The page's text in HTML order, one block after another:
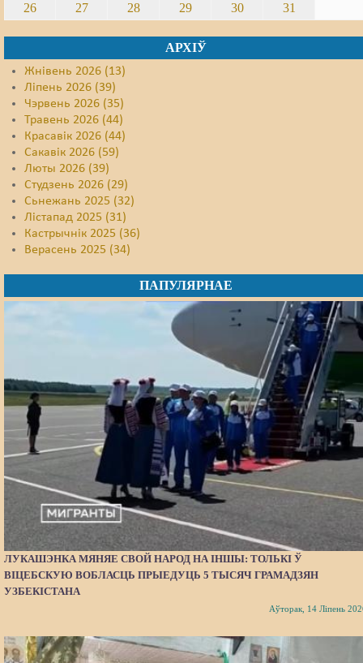
26
27 28 29 30 31
АРХІЎ
Жнівень 2026 (13)
Ліпень 2026 (39)
Чэрвень 2026 (35)
Травень 2026 (44)
Красавік 2026 (44)
Сакавік 2026 (59)
Люты 2026 (39)
Студзень 2026 (29)
Сьнежань 2025 (32)
Лістапад 2025 (31)
Кастрычнік 2025 (36)
Верасень 2025 (34)
ПАПУЛЯРНАЕ
ЛУКАШЭНКА МЯНЯЕ СВОЙ НАРОД НА ІНШЫ: ТОЛЬКІ Ў
ВІЦЕБСКУЮ ВОБЛАСЦЬ ПРЫЕДУЦЬ 5 ТЫСЯЧ ГРАМАДЗЯН
УЗБЕКІСТАНА
Аўторак, 14 Ліпень